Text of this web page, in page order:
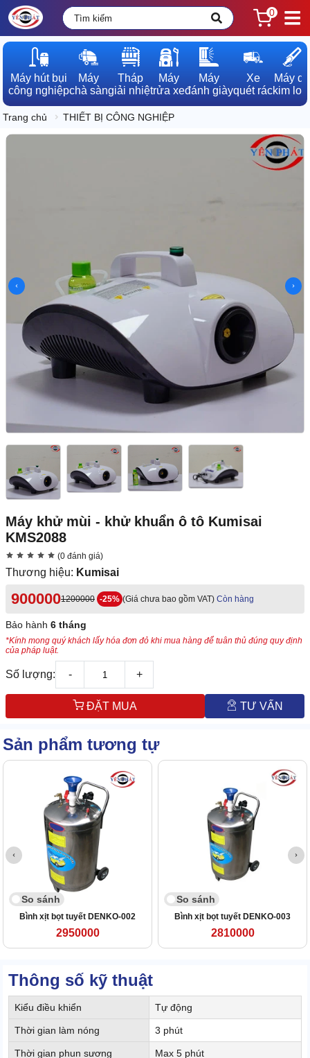
0
Máy hút bụi
công nghiệp
Máy
chà sàn
Tháp
giải nhiệt
Máy
rửa xe
Máy
đánh giày
Xe
quét rác
Máy dò
kim loại
Trang chủ THIẾT BỊ CÔNG NGHIỆP
Máy khử mùi - khử khuẩn ô tô Kumisai
KMS2088
(0 đánh giá)
Thương hiệu: Kumisai
9000001200000 -25% (Giá chưa bao gồm VAT) Còn hàng
Bảo hành 6 tháng
*Kính mong quý khách lấy hóa đơn đỏ khi mua hàng để tuân thủ đúng quy định
của pháp luật.
Số lượng: - +
ĐẶT MUA TƯ VẤN
Sản phẩm tương tự
So sánh
Bình xịt bọt tuyết DENKO-002
2950000
So sánh
Bình xịt bọt tuyết DENKO-003
2810000
Thông số kỹ thuật
Kiểu điều khiển Tự động
Thời gian làm nóng 3 phút
Thời gian phun sương Max 5 phút